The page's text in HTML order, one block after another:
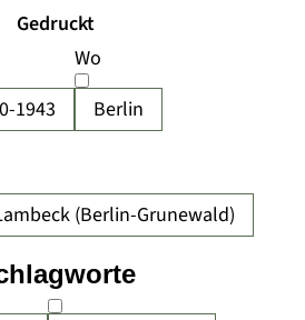
Gedruckt
1943
Wo
Berlin
(Berlin-Grunewald)